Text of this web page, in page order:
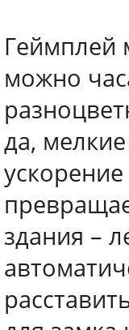
Геймплей
можно
да,
здания –